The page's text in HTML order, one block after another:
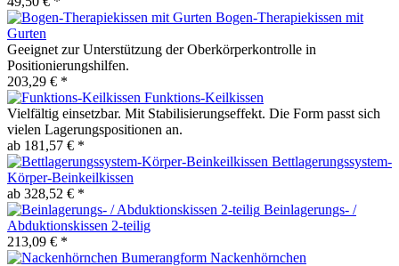
Bogen-Therapiekissen mit
Gurten
Geeignet zur Unterstützung der Oberkörperkontrolle in
Positionierungshilfen.
203,29 € *
Funktions-Keilkissen
Vielfältig einsetzbar. Mit Stabilisierungseffekt. Die Form passt sich
vielen Lagerungspositionen an.
ab 181,57 € *
Bettlagerungssystem-
Körper-Beinkeilkissen
ab 328,52 € *
Beinlagerungs- /
Abduktionskissen 2-teilig
213,09 € *
Nackenhörnchen